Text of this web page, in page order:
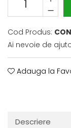
Cod Produs:
Ai nevoie de
Adauga la
Descriere